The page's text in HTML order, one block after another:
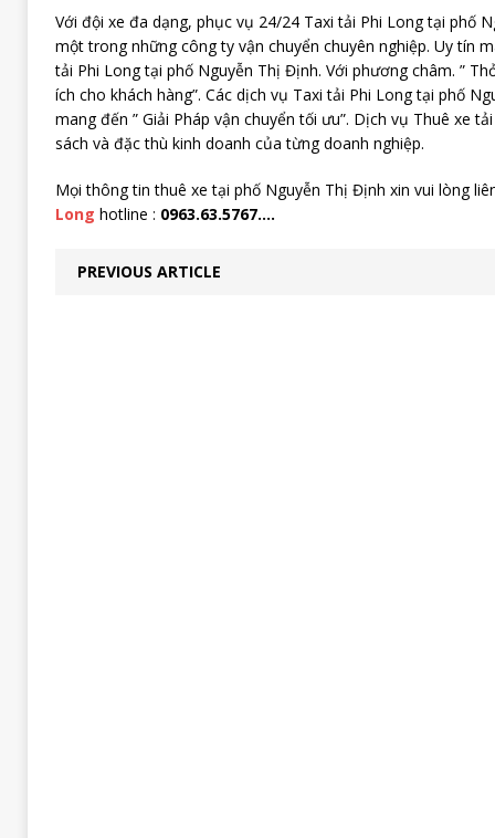
Với đội xe đa dạng, phục vụ 24/24 Taxi tải Phi Long tại phố
một trong những công ty vận chuyển chuyên nghiệp. Uy tín
tải Phi Long tại phố Nguyễn Thị Định. Với phương châm. ”
ích cho khách hàng”. Các dịch vụ Taxi tải Phi Long tại phố
mang đến ” Giải Pháp vận chuyển tối ưu”. Dịch vụ Thuê xe
sách và đặc thù kinh doanh của từng doanh nghiệp.
Mọi thông tin thuê xe tại phố Nguyễn Thị Định xin vui lòng
Long hotline : 0963.63.5767….
PREVIOUS ARTICLE